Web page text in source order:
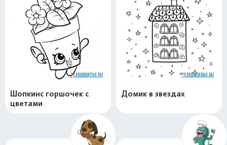
Шопкинс горшочек с
цветами
Домик в звездах